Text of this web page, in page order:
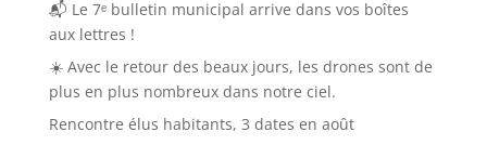
📬 Le 7ᵉ bulletin municipal arrive dans vos boîtes
aux lettres !
☀️ Avec le retour des beaux jours, les drones sont de
plus en plus nombreux dans notre ciel.
Rencontre élus habitants, 3 dates en août